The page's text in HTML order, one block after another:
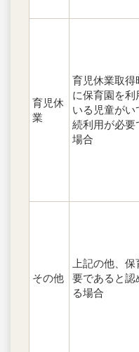
育児休
業
育児休業取得
に保育園を利
いる児童がい
続利用が必要
場合
その他
上記の他、
要であると認
る場合